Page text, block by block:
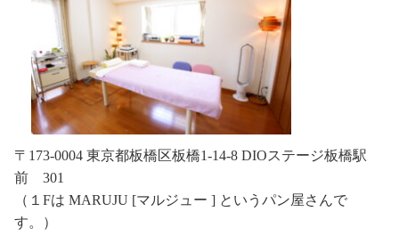
〒173-0004 東京都板橋区板橋1-14-8 DIOステージ板橋駅
前 301
（１Fは MARUJU [マルジュー ] というパン屋さんで
す。）